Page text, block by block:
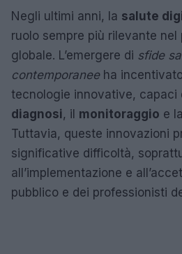
Negli ultimi anni, la salute
ruolo sempre più rilevante nel
globale. L’emergere di sfide
contemporaneeha incentivato
tecnologie innovative, capaci
diagnosi, il monitoraggio e la
Tuttavia, queste innovazioni
significative difficoltà,
all’implementazione e
pubblico e dei professionisti